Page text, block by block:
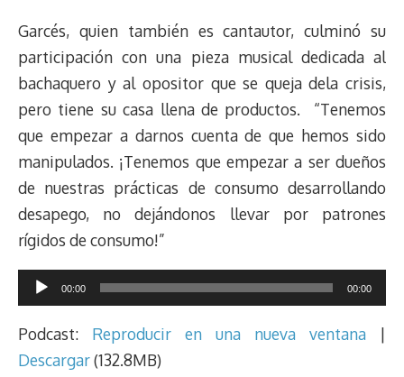
Garcés, quien también es cantautor, culminó su
participación con una pieza musical dedicada al
bachaquero y al opositor que se queja dela crisis,
pero tiene su casa llena de productos. “Tenemos
que empezar a darnos cuenta de que hemos sido
manipulados. ¡Tenemos que empezar a ser dueños
de nuestras prácticas de consumo desarrollando
desapego, no dejándonos llevar por patrones
rígidos de consumo!”
Reproductor
de
audio
00:00 00:00
Podcast: Reproducir en una nueva ventana |
Descargar(132.8MB)